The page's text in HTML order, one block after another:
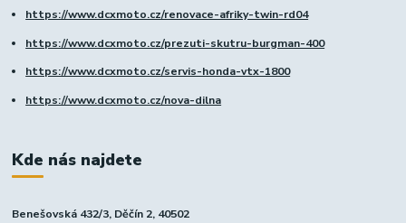
https://www.dcxmoto.cz/renovace-afriky-twin-rd04
https://www.dcxmoto.cz/prezuti-skutru-burgman-400
https://www.dcxmoto.cz/servis-honda-vtx-1800
https://www.dcxmoto.cz/nova-dilna
Kde nás najdete
Benešovská 432/3, Děčín 2, 40502